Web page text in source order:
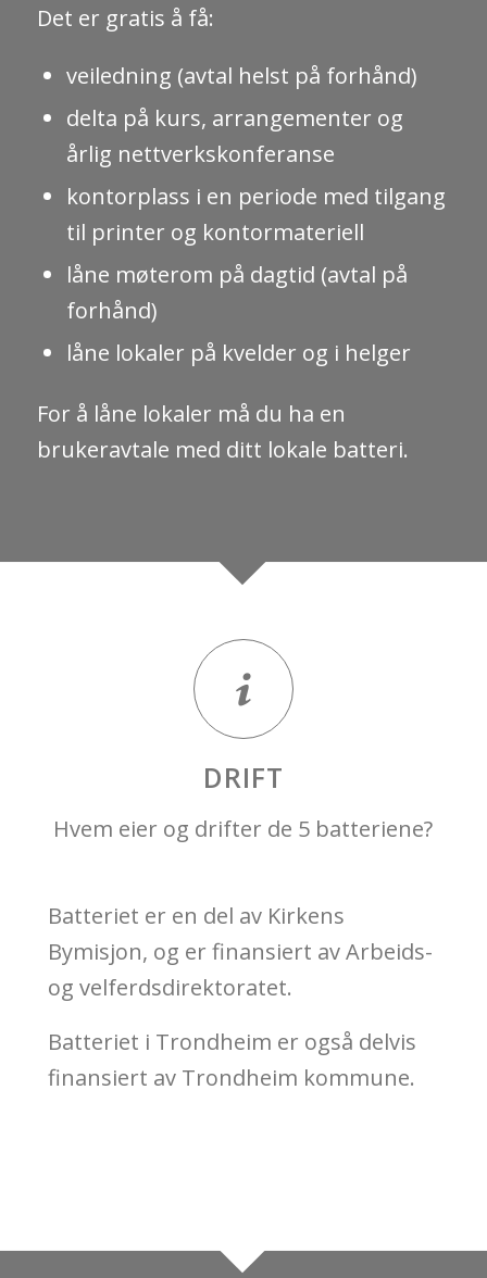
Det er gratis å få:
veiledning (avtal helst på forhånd)
delta på kurs, arrangementer og
årlig nettverkskonferanse
kontorplass i en periode med tilgang
til printer og kontormateriell
låne møterom på dagtid (avtal på
forhånd)
låne lokaler på kvelder og i helger
For å låne lokaler må du ha en
brukeravtale med ditt lokale batteri.
DRIFT
Hvem eier og drifter de 5 batteriene?
Batteriet er en del av Kirkens
Bymisjon, og er finansiert av Arbeids-
og velferdsdirektoratet.
Batteriet i Trondheim er også delvis
finansiert av Trondheim kommune.